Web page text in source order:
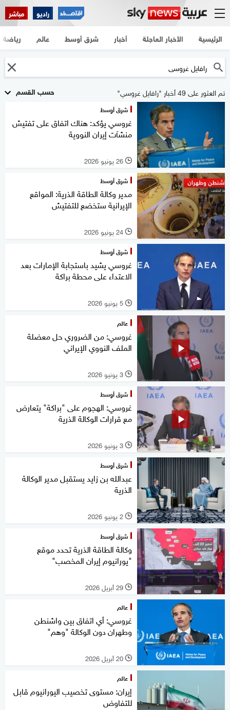
راديو مباشر
الرئيسية الأخبار العاجلة أخبار شرق أوسط عالم رياضة
حسب القسم تم العثور على 49 أخبار "رافايل غروسي"
شرق أوسط
غروسي يؤكد: هناك اتفاق على تفتيش
منشآت إيران النووية
l 26 يونيو 2026
شرق أوسط
مدير وكالة الطاقة الذرية: المواقع
الإيرانية ستخضع للتفتيش
l 24 يونيو 2026
شرق أوسط
غروسي يشيد باستجابة الإمارات بعد
الاعتداء على محطة براكة
l 5 يونيو 2026
عالم
غروسي: من الضروري حل معضلة
الملف النووي الإيراني
l 3 يونيو 2026
شرق أوسط
غروسي: الهجوم على "براكة" يتعارض
مع قرارات الوكالة الذرية
l 3 يونيو 2026
شرق أوسط
عبدالله بن زايد يستقبل مدير الوكالة
الذرية
l 2 يونيو 2026
شرق أوسط
وكالة الطاقة الذرية تحدد موقع
"يورانيوم إيران المخصب"
l 29 أبريل 2026
عالم
غروسي: أي اتفاق بين واشنطن
وطهران دون الوكالة "وهم"
l 20 أبريل 2026
عالم
إيران: مستوى تخصيب اليورانيوم قابل
للتفاوض